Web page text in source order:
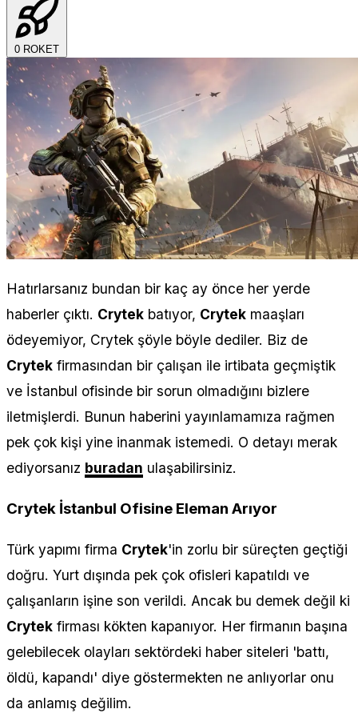
0 ROKET
Hatırlarsanız bundan bir kaç ay önce her yerde
haberler çıktı. Crytek batıyor, Crytek maaşları
ödeyemiyor, Crytek şöyle böyle dediler. Biz de
Crytek firmasından bir çalışan ile irtibata geçmiştik
ve İstanbul ofisinde bir sorun olmadığını bizlere
iletmişlerdi. Bunun haberini yayınlamamıza rağmen
pek çok kişi yine inanmak istemedi. O detayı merak
ediyorsanız buradan ulaşabilirsiniz.
Crytek İstanbul Ofisine Eleman Arıyor
Türk yapımı firma Crytek'in zorlu bir süreçten geçtiği
doğru. Yurt dışında pek çok ofisleri kapatıldı ve
çalışanların işine son verildi. Ancak bu demek değil ki
Crytek firması kökten kapanıyor. Her firmanın başına
gelebilecek olayları sektördeki haber siteleri 'battı,
öldü, kapandı' diye göstermekten ne anlıyorlar onu
da anlamış değilim.